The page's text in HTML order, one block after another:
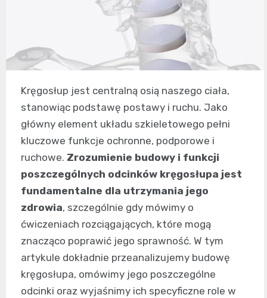
Kręgosłup jest centralną osią naszego ciała,
stanowiąc podstawę postawy i ruchu. Jako
główny element układu szkieletowego pełni
kluczowe funkcje ochronne, podporowe i
ruchowe. Zrozumienie budowy i funkcji
poszczególnych odcinków kręgosłupa jest
fundamentalne dla utrzymania jego
zdrowia, szczególnie gdy mówimy o
ćwiczeniach rozciągających, które mogą
znacząco poprawić jego sprawność. W tym
artykule dokładnie przeanalizujemy budowę
kręgosłupa, omówimy jego poszczególne
odcinki oraz wyjaśnimy ich specyficzne role w